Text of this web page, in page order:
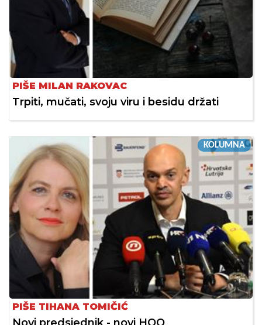
PIŠE MILAN RAKOVAC
Trpiti, mučati, svoju viru i besidu držati
KOLUMNA
PIŠE TIHANA TOMIČIĆ